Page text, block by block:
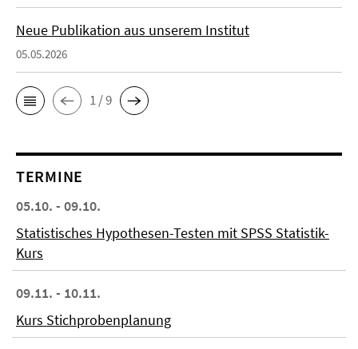
Neue Publikation aus unserem Institut
05.05.2026
1 / 9
TERMINE
05.10. - 09.10.
Statistisches Hypothesen-Testen mit SPSS Statistik-
Kurs
09.11. - 10.11.
Kurs Stichprobenplanung